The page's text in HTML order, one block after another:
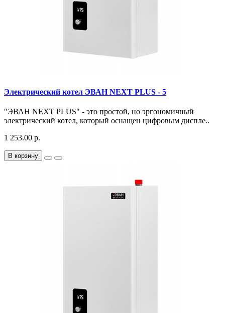
Электрический котел ЭВАН NEXT PLUS - 5
"ЭВАН NEXT PLUS" - это простой, но эргономичный
электрический котел, который оснащен цифровым диспле..
1 253.00 р.
В корзину